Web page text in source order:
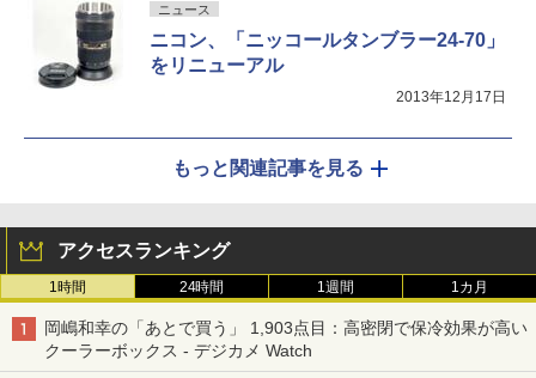
ニュース
ニコン、「ニッコールタンブラー24-70」
をリニューアル
2013年12月17日
もっと関連記事を見る
アクセスランキング
1時間 24時間 1週間 1カ月
岡嶋和幸の「あとで買う」 1,903点目：高密閉で保冷効果が高い
クーラーボックス - デジカメ Watch